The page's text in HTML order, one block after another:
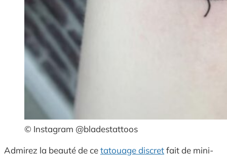
© Instagram @bladestattoos
Admirez la beauté de cetatouage discretfait de mini-